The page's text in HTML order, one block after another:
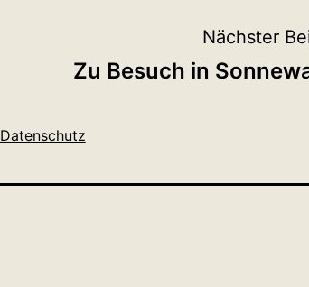
Nächster
Zu Besuch in
Datenschutz